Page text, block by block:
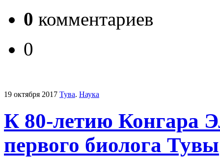
0 комментариев
0
19 октября 2017 Тува. Наука
К 80-летию Конгара
первого биолога Тувы